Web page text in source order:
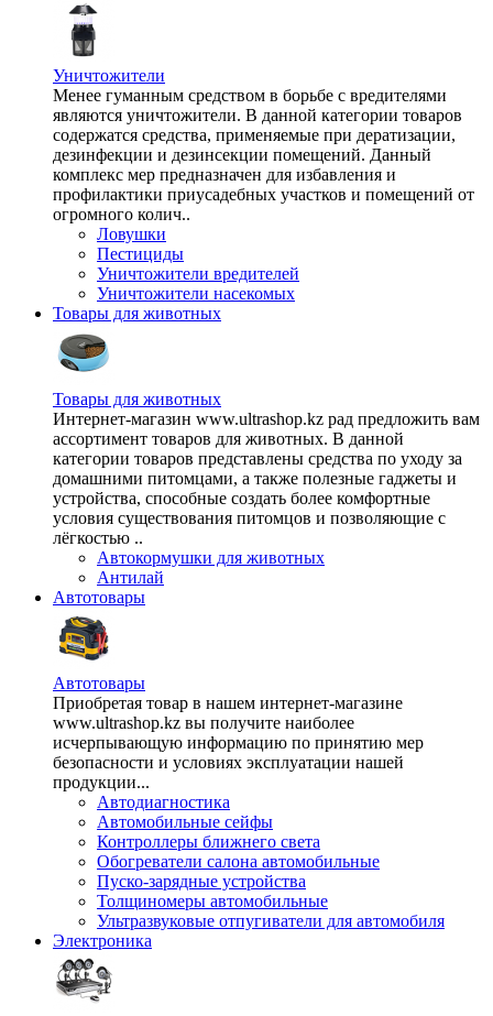
Уничтожители
Менее гуманным средством в борьбе с вредителями
являются уничтожители. В данной категории товаров
содержатся средства, применяемые при дератизации,
дезинфекции и дезинсекции помещений. Данный
комплекс мер предназначен для избавления и
профилактики приусадебных участков и помещений от
огромного колич..
Ловушки
Пестициды
Уничтожители вредителей
Уничтожители насекомых
Товары для животных
Товары для животных
Интернет-магазин www.ultrashop.kz рад предложить вам
ассортимент товаров для животных. В данной
категории товаров представлены средства по уходу за
домашними питомцами, а также полезные гаджеты и
устройства, способные создать более комфортные
условия существования питомцов и позволяющие с
лёгкостью ..
Автокормушки для животных
Антилай
Автотовары
Автотовары
Приобретая товар в нашем интернет-магазине
www.ultrashop.kz вы получите наиболее
исчерпывающую информацию по принятию мер
безопасности и условиях эксплуатации нашей
продукции...
Автодиагностика
Автомобильные сейфы
Контроллеры ближнего света
Обогреватели салона автомобильные
Пуско-зарядные устройства
Толщиномеры автомобильные
Ультразвуковые отпугиватели для автомобиля
Электроника